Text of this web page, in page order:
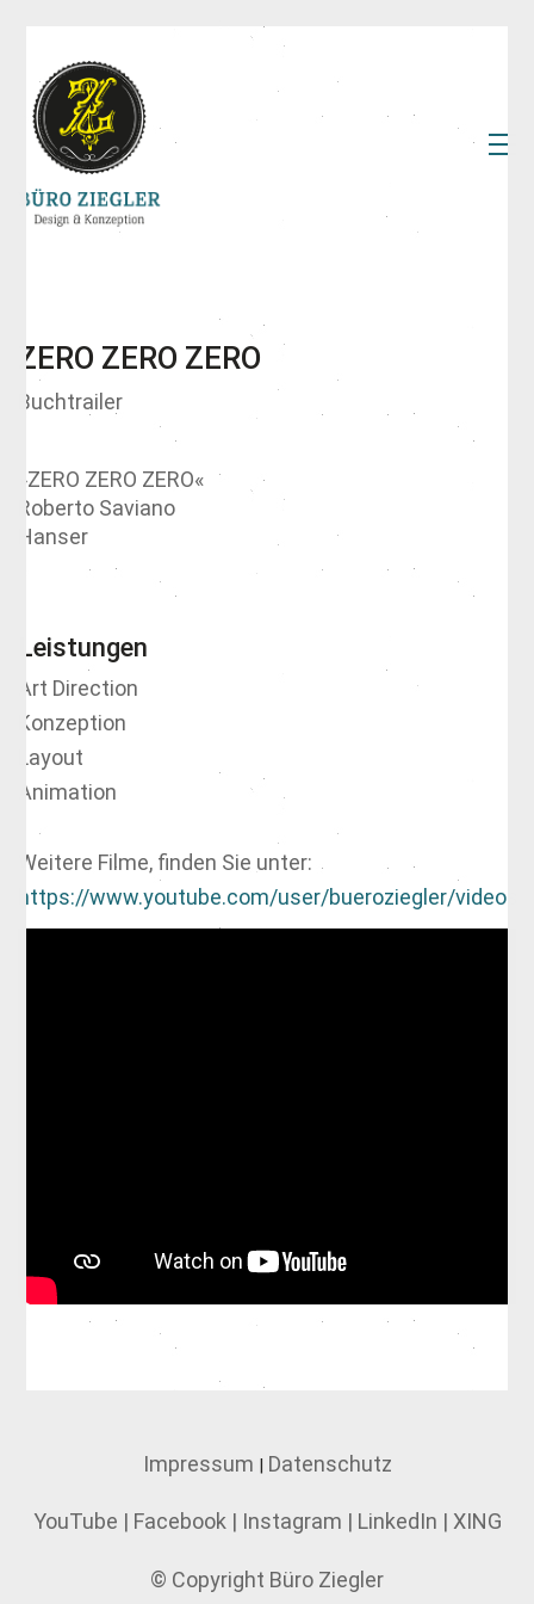
ZERO ZERO ZERO
Buchtrailer
»ZERO ZERO ZERO«
Roberto Saviano
Hanser
Leistungen
Art Direction
Konzeption
Layout
Animation
Weitere Filme, finden Sie unter:
https://www.youtube.com/user/bueroziegler/videos
Impressum | Datenschutz
YouTube | Facebook | Instagram | LinkedIn | XING
© Copyright Büro Ziegler